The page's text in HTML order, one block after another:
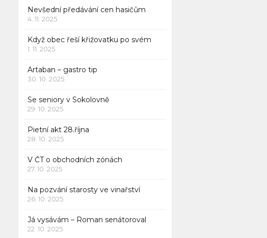
Nevšední předávání cen hasičům
4. 11. 2025
Když obec řeší křižovatku po svém
1. 11. 2025
Artaban – gastro tip
30. 10. 2025
Se seniory v Sokolovně
29. 10. 2025
Pietní akt 28.října
28. 10. 2025
V ČT o obchodních zónách
27. 10. 2025
Na pozvání starosty ve vinařství
26. 10. 2025
Já vysávám – Roman senátoroval
22. 10. 2025